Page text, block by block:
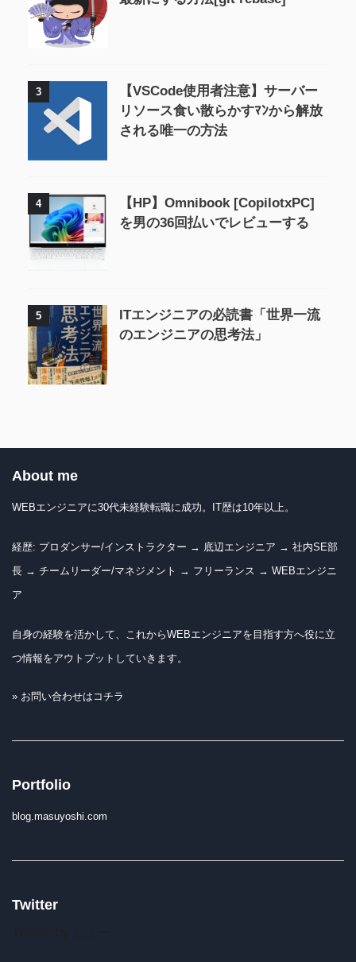
3
【VSCode使用者注意】サーバー
リソース食い散らかすﾏﾝから解放
される唯一の方法
4
【HP】Omnibook [CopilotxPC]
を男の36回払いでレビューする
5
ITエンジニアの必読書「世界一流
のエンジニアの思考法」
About me
WEBエンジニアに30代未経験転職に成功。IT歴は10年以上。
経歴: プロダンサー/インストラクター → 底辺エンジニア → 社内SE部
長 → チームリーダー/マネジメント → フリーランス → WEBエンジニ
ア
自身の経験を活かして、これからWEBエンジニアを目指す方へ役に立
つ情報をアウトプットしていきます。
» お問い合わせはコチラ
Portfolio
blog.masuyoshi.com
Twitter